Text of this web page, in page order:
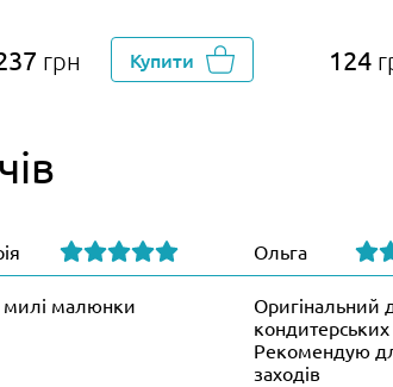
грн Купити 124
малюнки
Ольга
Оригінальний
Рекомендую
заходів